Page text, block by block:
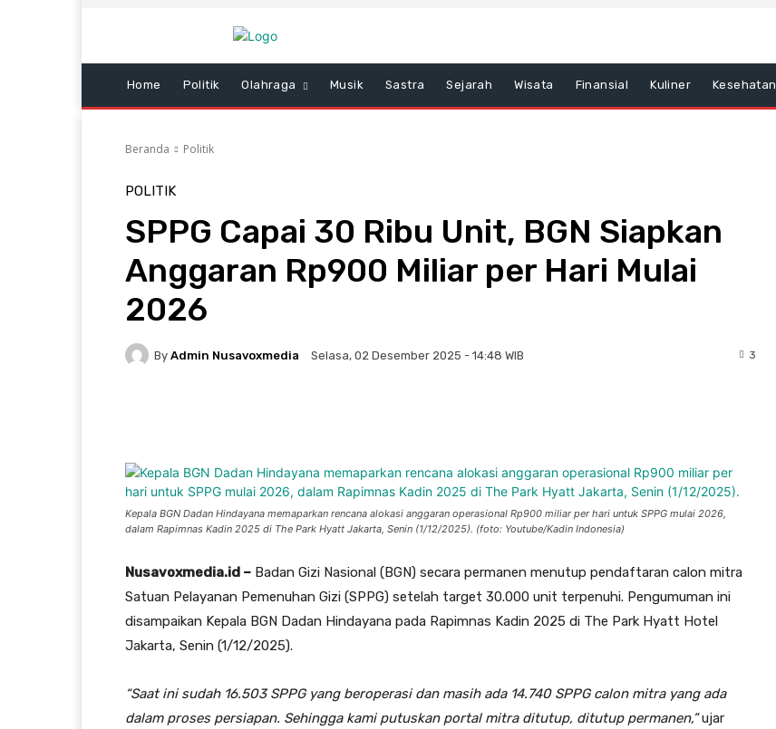
Home Politik Olahraga Musik Sastra Sejarah Wisata Finansial Kuliner Kesehatan
Beranda Politik
POLITIK
SPPG Capai 30 Ribu Unit, BGN Siapkan
Anggaran Rp900 Miliar per Hari Mulai
2026
By Admin Nusavoxmedia Selasa, 02 Desember 2025 - 14:48 WIB 3
Kepala BGN Dadan Hindayana memaparkan rencana alokasi anggaran operasional Rp900 miliar per hari untuk SPPG mulai 2026,
dalam Rapimnas Kadin 2025 di The Park Hyatt Jakarta, Senin (1/12/2025). (foto: Youtube/Kadin Indonesia)
Nusavoxmedia.id – Badan Gizi Nasional (BGN) secara permanen menutup pendaftaran calon mitra
Satuan Pelayanan Pemenuhan Gizi (SPPG) setelah target 30.000 unit terpenuhi. Pengumuman ini
disampaikan Kepala BGN Dadan Hindayana pada Rapimnas Kadin 2025 di The Park Hyatt Hotel
Jakarta, Senin (1/12/2025).
“Saat ini sudah 16.503 SPPG yang beroperasi dan masih ada 14.740 SPPG calon mitra yang ada
dalam proses persiapan. Sehingga kami putuskan portal mitra ditutup, ditutup permanen,”ujar